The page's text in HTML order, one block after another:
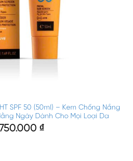
SPF 50 (50ml) – Kem Chống Nắng
Ngày Dành Cho Mọi Loại Da
₫